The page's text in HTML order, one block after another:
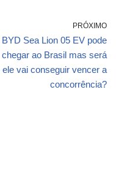
PRÓXIMO
BYD Sea Lion 05 EV pode
chegar ao Brasil mas será
ele vai conseguir vencer a
concorrência?